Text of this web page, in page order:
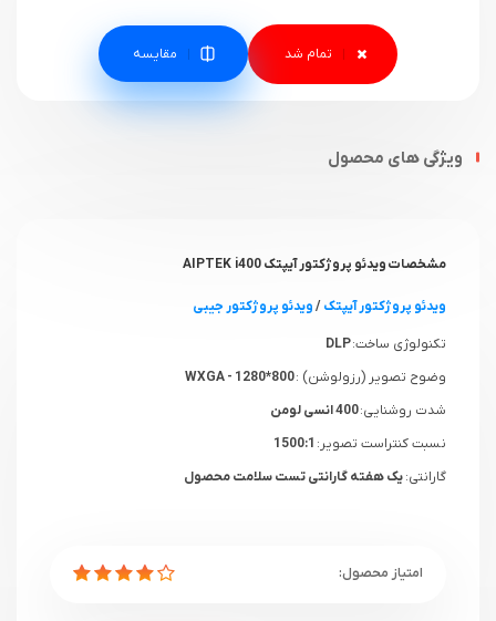
مقایسه
ویژگی های محصول
مشخصات ویدئو پروژکتور آیپتک AIPTEK i400
ویدئو پروژکتور آیپتک/ویدئو پروژکتور جیبی
تکنولوژی ساخت:DLP
وضوح تصویر (رزولوشن) :
شدت روشنایی:400 انسی لومن
نسبت کنتراست تصویر:
گارانتی:یک هفته گارانتی تست سلامت محصول